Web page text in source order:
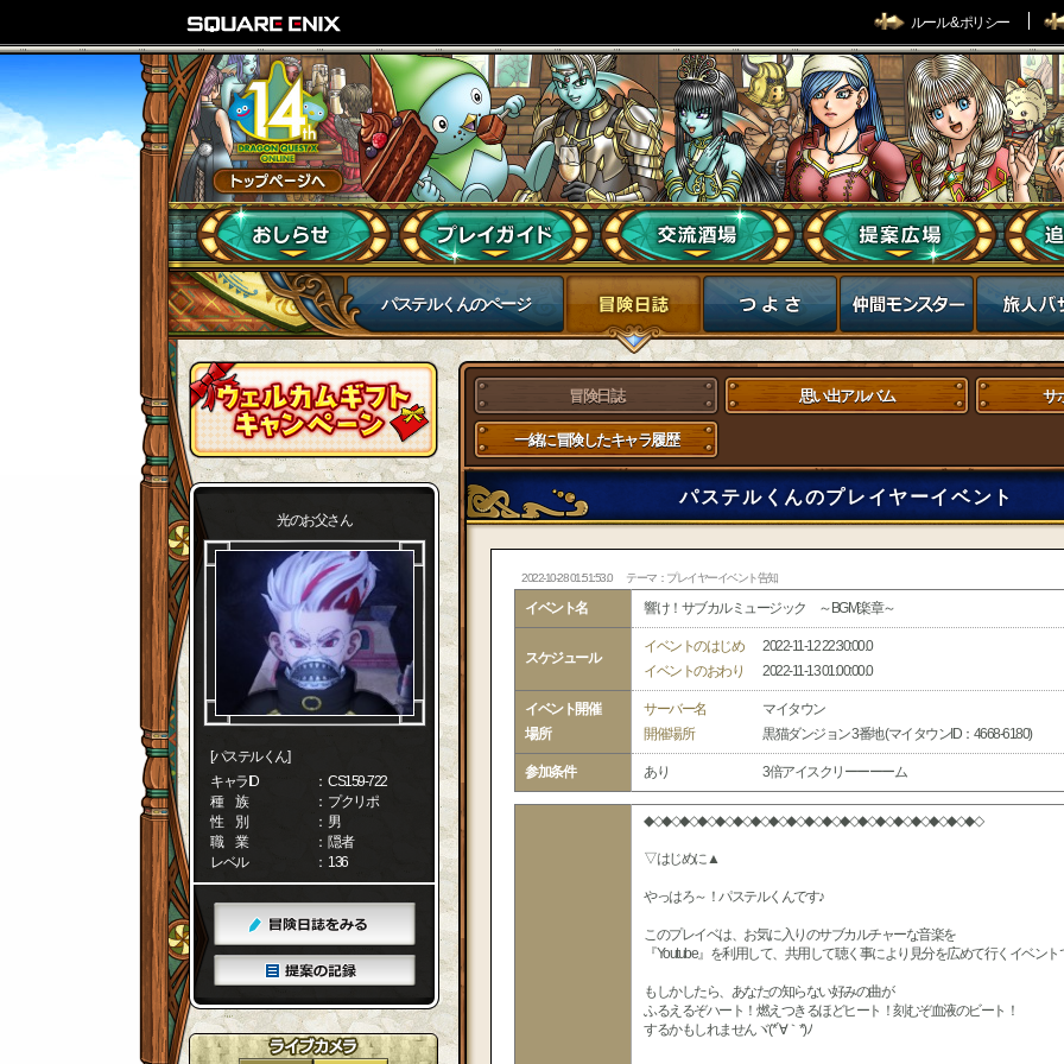
ルール & ポリシー
パステルくんのページ
光のお父さん
[パステルくん]
キャラID
： CS159-722
種 族
： プクリポ
性 別
： 男
職 業
： 隠者
レベル
： 136
冒険日誌 思い出アルバム サ
一緒に冒険したキャラ履歴
パステルくんのプレイヤーイベント
2022-10-28 01:51:53.0 テーマ：プレイヤーイベント告知
イベント名 響け！サブカルミュージック ～BGM楽章～
スケジュール
イベントのはじめ
2022-11-12 22:30:00.0
イベントのおわり
2022-11-13 01:00:00.0
イベント開催
場所
サーバー名
マイタウン
開催場所
黒猫ダンジョン 3番地 (マイタウンID：4668-6180)
参加条件 あり 3倍アイスクリーーーーム
◆◇◆◇◆◇◆◇◆◇◆◇◆◇◆◇◆◇◆◇◆◇◆◇◆◇◆◇◆◇◆◇◆◇◆◇◆◇
▽はじめに▲
やっはろ～！パステルくんです♪
このプレイベは、お気に入りのサブカルチャーな音楽を
『Youtube』を利用して、共用して聴く事により見分を広めて行くイベント
もしかしたら、あなたの知らない好みの曲が
ふるえるぞハート！燃えつきるほどヒート！刻むぞ血液のビート！
するかもしれませんヾ(*´∀｀*)ﾉ